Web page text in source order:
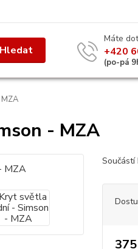
Hledat
Máte
+420
(po-pá
- MZA
Součástí